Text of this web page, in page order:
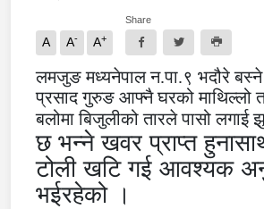
A A- A+
Share
लमजुङ मध्यनेपाल न.पा.९ भदौरे बस्ने
प्रसाद गुरुङ आफ्नै घरको माथिल्लो
बलोमा बिजुलीको तारले पासो लगाई
छ भन्ने खवर प्राप्त
टोली खटि गई आवश्यक
भईरहेको ।